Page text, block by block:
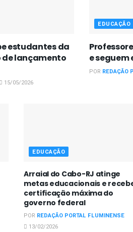
estudantes da
lançamento
15/05/2026
EDUCAÇÃO
e
POR REDAÇÃO
EDUCAÇÃO
Arraial do Cabo-RJ atinge
metas educacionais e
certificação máxima do
governo federal
POR REDAÇÃO PORTAL FLUMINENSE
13/02/2026